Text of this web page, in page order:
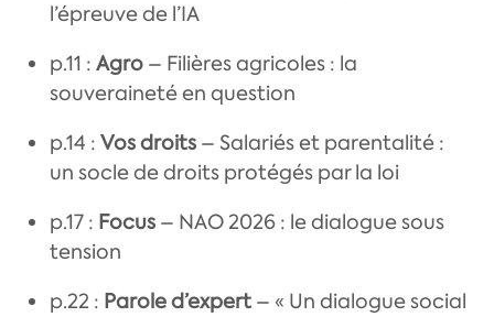
l’épreuve de l’IA
p.11 : Agro – Filières agricoles : la
souveraineté en question
p.14 : Vos droits – Salariés et parentalité :
un socle de droits protégés par la loi
p.17 : Focus – NAO 2026 : le dialogue sous
tension
p.22 : Parole d’expert – « Un dialogue social